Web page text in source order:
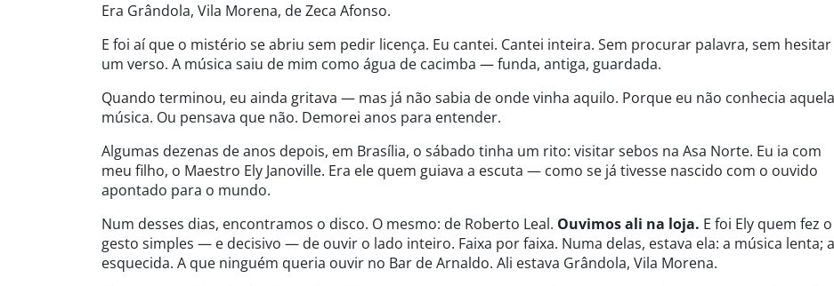
Era Grândola, Vila Morena, de Zeca Afonso.
E foi aí que o mistério se abriu sem pedir licença. Eu cantei. Cantei inteira. Sem procurar palavra, sem hesitar
um verso. A música saiu de mim como água de cacimba — funda, antiga, guardada.
Quando terminou, eu ainda gritava — mas já não sabia de onde vinha aquilo. Porque eu não conhecia aquela
música. Ou pensava que não. Demorei anos para entender.
Algumas dezenas de anos depois, em Brasília, o sábado tinha um rito: visitar sebos na Asa Norte. Eu ia com
meu filho, o Maestro Ely Janoville. Era ele quem guiava a escuta — como se já tivesse nascido com o ouvido
apontado para o mundo.
Num desses dias, encontramos o disco. O mesmo: de Roberto Leal. Ouvimos ali na loja. E foi Ely quem fez o
gesto simples — e decisivo — de ouvir o lado inteiro. Faixa por faixa. Numa delas, estava ela: a música lenta; a
esquecida. A que ninguém queria ouvir no Bar de Arnaldo. Ali estava Grândola, Vila Morena.